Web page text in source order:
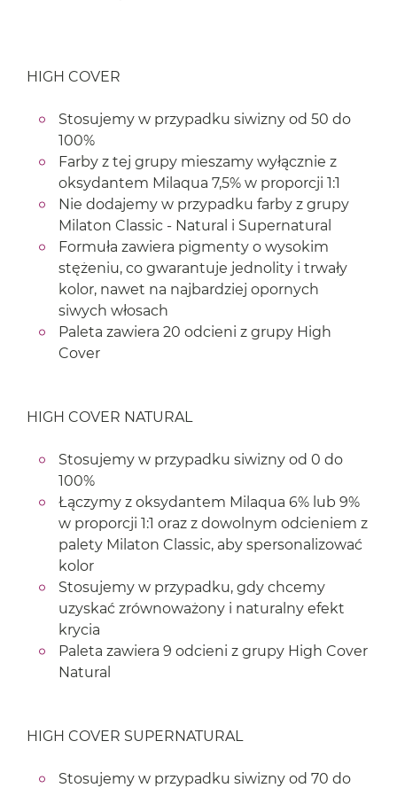
HIGH COVER
Stosujemy w przypadku siwizny od 50 do
100%
Farby z tej grupy mieszamy wyłącznie z
oksydantem Milaqua 7,5% w proporcji 1:1
Nie dodajemy w przypadku farby z grupy
Milaton Classic - Natural i Supernatural
Formuła zawiera pigmenty o wysokim
stężeniu, co gwarantuje jednolity i trwały
kolor, nawet na najbardziej opornych
siwych włosach
Paleta zawiera 20 odcieni z grupy High
Cover
HIGH COVER NATURAL
Stosujemy w przypadku siwizny od 0 do
100%
Łączymy z oksydantem Milaqua 6% lub 9%
w proporcji 1:1 oraz z dowolnym odcieniem z
palety Milaton Classic, aby spersonalizować
kolor
Stosujemy w przypadku, gdy chcemy
uzyskać zrównoważony i naturalny efekt
krycia
Paleta zawiera 9 odcieni z grupy High Cover
Natural
HIGH COVER SUPERNATURAL
Stosujemy w przypadku siwizny od 70 do